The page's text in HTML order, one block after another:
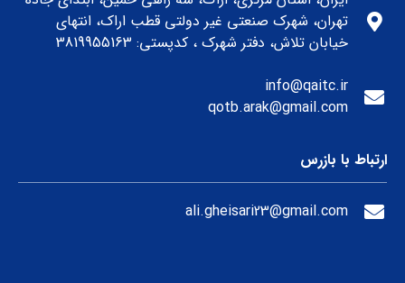
تهران، شهرک صنعتی غیر دولتی قطب اراک، انتهای
خیابان تلاش، دفتر شهرک ، کدپستی: 3819955163
info@qaitc.ir
qotb.arak@gmail.com
ارتباط با بازرس
ali.gheisari23@gmail.com